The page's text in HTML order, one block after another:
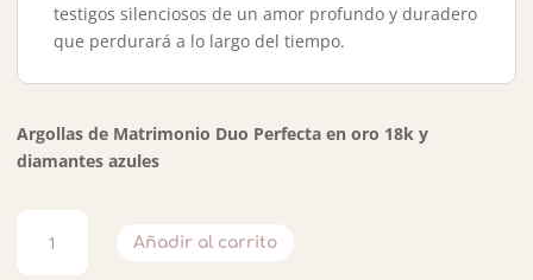
testigos silenciosos de un amor profundo y duradero
que perdurará a lo largo del tiempo.
Argollas de Matrimonio Duo Perfecta en oro 18k y
diamantes azules
Añadir al carrito